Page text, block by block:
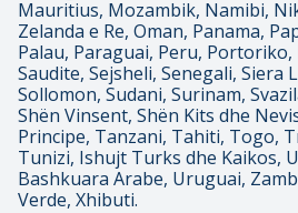
Mauritius, Mozambik, Namibi,
Zelanda e Re, Oman, Panama,
Palau, Paraguai, Peru, Portoriko,
Saudite, Sejsheli, Senegali, Siera
Sollomon, Sudani, Surinam,
Shën Vinsent, Shën Kits dhe
Principe, Tanzani, Tahiti, Togo,
Tunizi, Ishujt Turks dhe Kaikos,
Bashkuara Arabe, Uruguai,
Verde, Xhibuti.